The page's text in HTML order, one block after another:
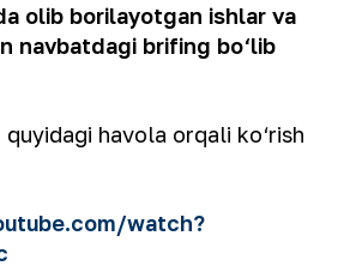
olib borilayotgan ishlar va
navbatdagi brifing bo‘lib
havola orqali ko‘rish
watch?